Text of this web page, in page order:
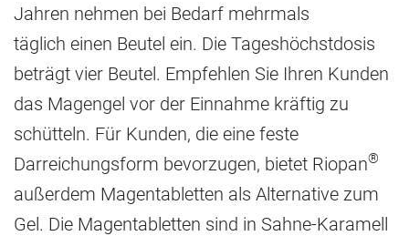
Jahren nehmen bei Bedarf mehrmals
täglich einen Beutel ein. Die Tageshöchstdosis
beträgt vier Beutel. Empfehlen Sie Ihren Kunden
das Magengel vor der Einnahme kräftig zu
schütteln. Für Kunden, die eine feste
Darreichungsform bevorzugen, bietet Riopan®
außerdem Magentabletten als Alternative zum
Gel. Die Magentabletten sind in Sahne-Karamell